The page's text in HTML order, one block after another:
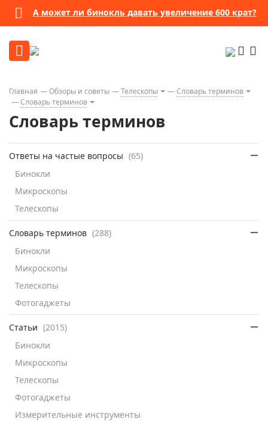
А может ли бинокль давать увеличение 600 крат?
Главная Обзоры и советы Телескопы
Словарь терминов
Словарь терминов
Словарь терминов
Ответы на частые вопросы (65)
Бинокли
Микроскопы
Телескопы
Словарь терминов (288)
Бинокли
Микроскопы
Телескопы
Фотогаджеты
Статьи (2015)
Бинокли
Микроскопы
Телескопы
Фотогаджеты
Измерительные инструменты